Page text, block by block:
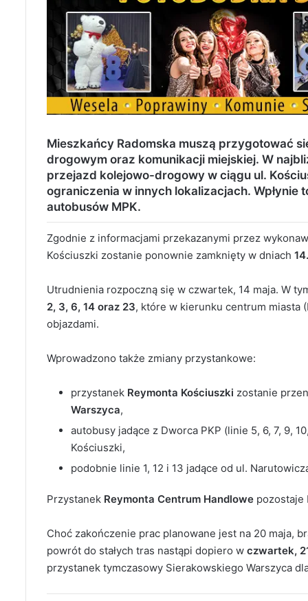
Mieszkańcy Radomska muszą przygotować
drogowym oraz komunikacji miejskiej. W
przejazd kolejowo-drogowy w ciągu ul.
ograniczenia w innych lokalizacjach. Wpłynie
autobusów MPK.
Zgodnie z informacjami przekazanymi przez
Kościuszki zostanie ponownie zamknięty w dniach
Utrudnienia rozpoczną się w czwartek, 14 maja. W
2, 3, 6, 14 oraz 23, które w kierunku centrum miasta
objazdami.
Wprowadzono także zmiany przystankowe:
przystanek Reymonta Kościuszki zostanie
Warszyca,
autobusy jadące z Dworca PKP (linie 5, 6, 7, 9,
Kościuszki,
podobnie linie 1, 12 i 13 jadące od ul.
Przystanek Reymonta Centrum Handlowe pozostaje
Choć zakończenie prac planowane jest na 20 maja,
powrót do stałych tras nastąpi dopiero w czwartek,
przystanek tymczasowy Sierakowskiego Warszyca